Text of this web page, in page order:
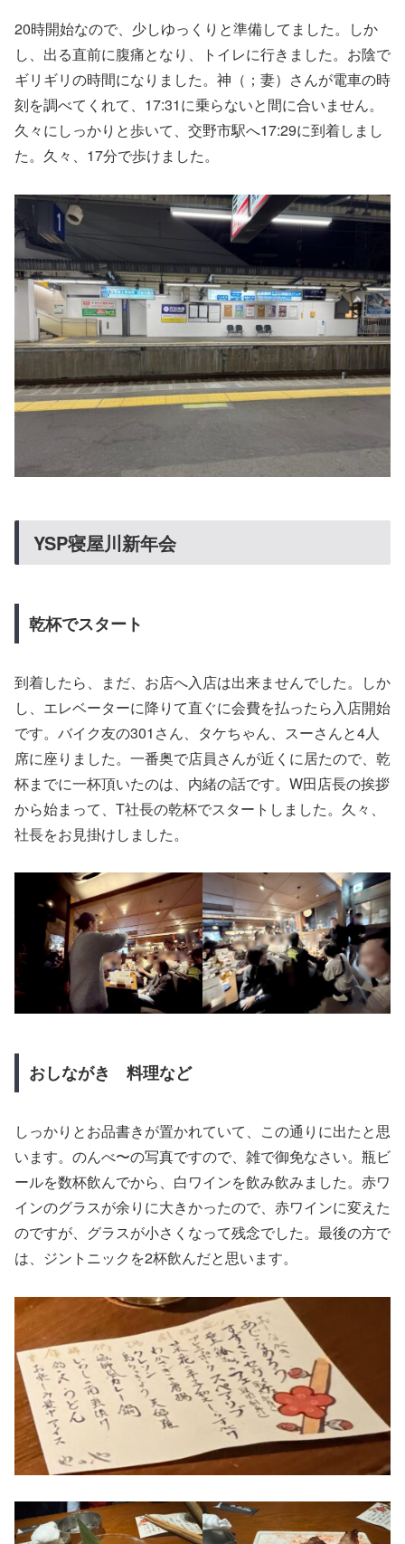
20時開始なので、少しゆっくりと準備してました。しか
し、出る直前に腹痛となり、トイレに行きました。お陰で
ギリギリの時間になりました。神（；妻）さんが電車の時
刻を調べてくれて、17:31に乗らないと間に合いません。
久々にしっかりと歩いて、交野市駅へ17:29に到着しまし
た。久々、17分で歩けました。
YSP寝屋川新年会
乾杯でスタート
到着したら、まだ、お店へ入店は出来ませんでした。しか
し、エレベーターに降りて直ぐに会費を払ったら入店開始
です。バイク友の301さん、タケちゃん、スーさんと4人
席に座りました。一番奥で店員さんが近くに居たので、乾
杯までに一杯頂いたのは、内緒の話です。W田店長の挨拶
から始まって、T社長の乾杯でスタートしました。久々、
社長をお見掛けしました。
おしながき 料理など
しっかりとお品書きが置かれていて、この通りに出たと思
います。のんべ〜の写真ですので、雑で御免なさい。瓶ビ
ールを数杯飲んでから、白ワインを飲み飲みました。赤ワ
インのグラスが余りに大きかったので、赤ワインに変えた
のですが、グラスが小さくなって残念でした。最後の方で
は、ジントニックを2杯飲んだと思います。